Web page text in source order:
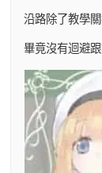
沿路除了教學
畢竟沒有迴避